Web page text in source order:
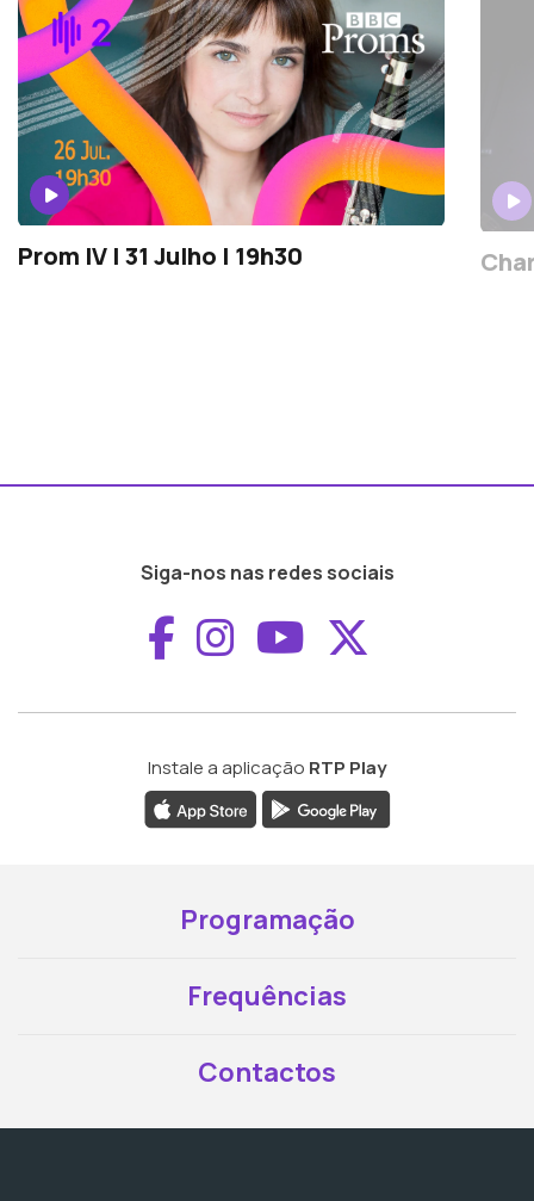
Prom IV | 31 Julho | 19h30
Siga-nos nas redes sociais
Aceder ao
Aceder ao
Aceder ao
Instale a aplicação RTP Play
Programação
Frequências
Contactos